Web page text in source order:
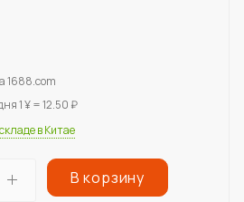
1688.com
1 ¥ = 12.50 ₽
в Китае
В корзину